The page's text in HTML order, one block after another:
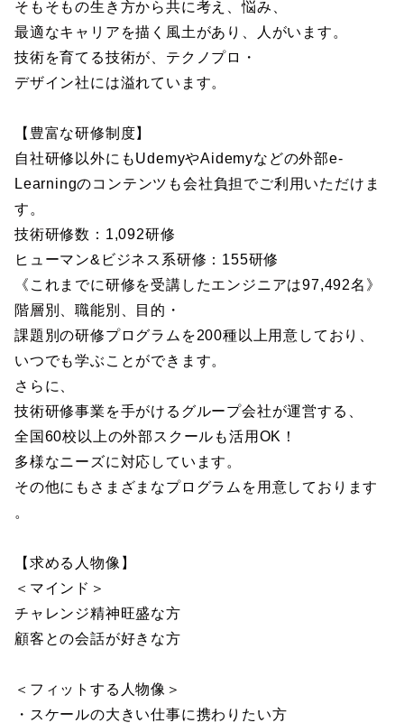
そもそもの生き方から共に考え、悩み、
最適なキャリアを描く風土があり、人がいます。
技術を育てる技術が、テクノプロ・
デザイン社には溢れています。
【豊富な研修制度】
自社研修以外にもUdemyやAidemyなどの外部e-
Learningのコンテンツも会社負担でご利用いただけま
す。
技術研修数：1,092研修
ヒューマン&ビジネス系研修：155研修
《これまでに研修を受講したエンジニアは97,492名》
階層別、職能別、目的・
課題別の研修プログラムを200種以上用意しており、
いつでも学ぶことができます。
さらに、
技術研修事業を手がけるグループ会社が運営する、
全国60校以上の外部スクールも活用OK！
多様なニーズに対応しています。
その他にもさまざまなプログラムを用意しております
。
【求める人物像】
＜マインド＞
チャレンジ精神旺盛な方
顧客との会話が好きな方
＜フィットする人物像＞
・スケールの大きい仕事に携わりたい方